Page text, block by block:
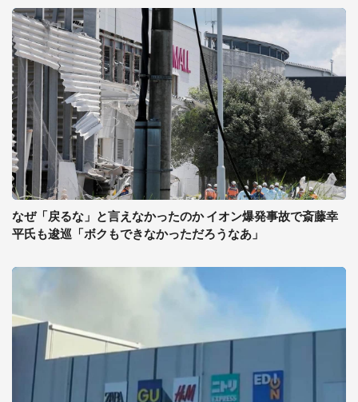
なぜ「戻るな」と言えなかったのか イオン爆発事故で斎藤幸
平氏も逡巡「ボクもできなかっただろうなあ」